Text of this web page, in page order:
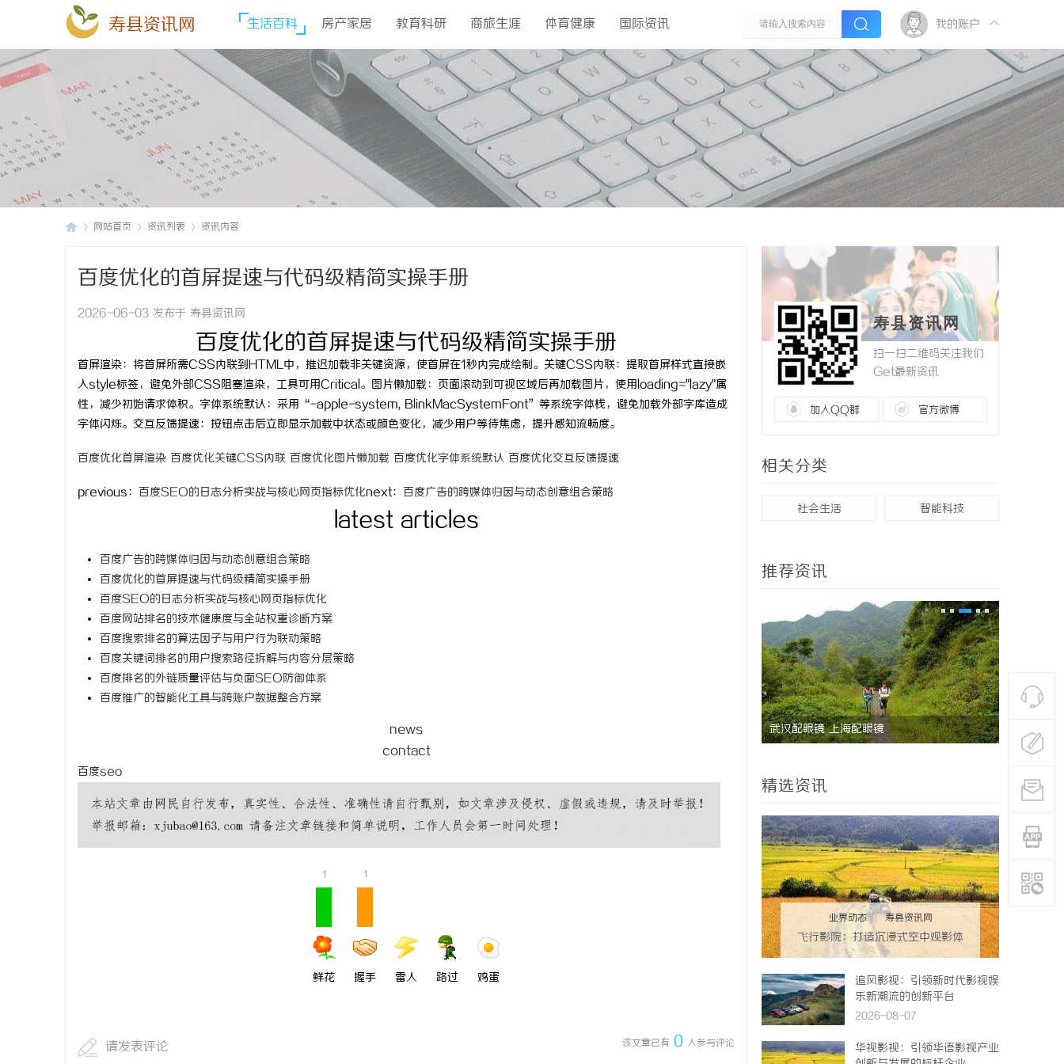
寿县资讯网 生活百科 房产家居 教育科研 商旅生涯 体育健康 国际资讯 我的账户
网站首页 资讯列表 资讯内容
百度优化的首屏提速与代码级精简实操手册
2026-06-03 发布于 寿县资讯网
百度优化的首屏提速与代码级精简实操手册
time： 2026-06-02 00:17:43 onclick： 3
首屏渲染：将首屏所需CSS内联到HTML中，推迟加载非关键资源，使首屏在1秒内完成绘制。关键CSS内联：提取首屏样式直接嵌
入style标签，避免外部CSS阻塞渲染，工具可用Critical。图片懒加载：页面滚动到可视区域后再加载图片，使用loading="lazy"属
性，减少初始请求体积。字体系统默认：采用“-apple-system, BlinkMacSystemFont”等系统字体栈，避免加载外部字库造成
字体闪烁。交互反馈提速：按钮点击后立即显示加载中状态或颜色变化，减少用户等待焦虑，提升感知流畅度。
百度优化首屏渲染 百度优化关键CSS内联 百度优化图片懒加载 百度优化字体系统默认 百度优化交互反馈提速
previous： 百度SEO的日志分析实战与核心网页指标优化next： 百度广告的跨媒体归因与动态创意组合策略
latest articles
百度广告的跨媒体归因与动态创意组合策略
百度优化的首屏提速与代码级精简实操手册
百度SEO的日志分析实战与核心网页指标优化
百度网站排名的技术健康度与全站权重诊断方案
百度搜索排名的算法因子与用户行为联动策略
百度关键词排名的用户搜索路径拆解与内容分层策略
百度排名的外链质量评估与负面SEO防御体系
百度推广的智能化工具与跨账户数据整合方案
news
contact
百度seo
1
鲜花
1
握手 雷人 路过 鸡蛋
该文章已有 0 人参与评论
请发表评论
寿县资讯网
扫一扫二维码关注我们
Get最新资讯
加入QQ群 官方微博
相关分类
社会生活 智能科技
推荐资讯
激光跟踪仪在现代精密测量中的应用与发展趋 武汉配眼镜 上海配眼镜 武汉配眼
精选资讯
业界动态 | 寿县资讯网
飞行影院：打造沉浸式空中观影体
验的新革命
追风影视：引领新时代影视娱
乐新潮流的创新平台
2026-08-07
华视影视：引领华语影视产业